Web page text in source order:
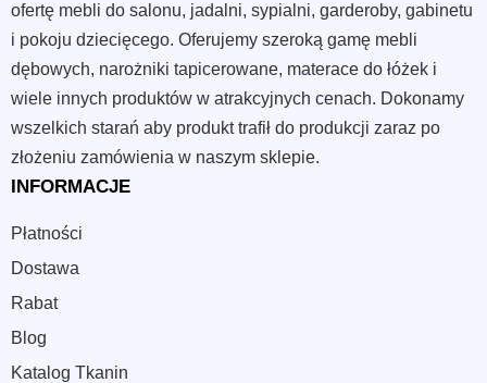
ofertę mebli do salonu, jadalni, sypialni, garderoby, gabinetu
i pokoju dziecięcego. Oferujemy szeroką gamę mebli
dębowych, narożniki tapicerowane, materace do łóżek i
wiele innych produktów w atrakcyjnych cenach. Dokonamy
wszelkich starań aby produkt trafił do produkcji zaraz po
złożeniu zamówienia w naszym sklepie.
INFORMACJE
Płatności
Dostawa
Rabat
Blog
Katalog Tkanin